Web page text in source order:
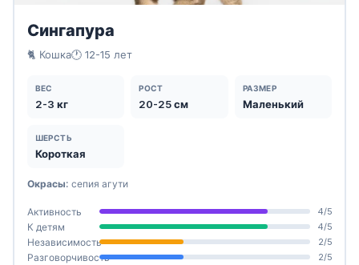
Сингапура
🐈 Кошка🕐 12-15 лет
ВЕС
2-3 кг
РОСТ
20-25 см
РАЗМЕР
Маленький
ШЕРСТЬ
Короткая
Окрасы: сепия агути
Активность 4/5
К детям 4/5
Независимость 2/5
Разговорчивость 2/5